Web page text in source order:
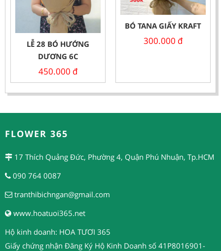
LỄ 28 BÓ HƯỚNG
DƯƠNG 6C
450.000 đ
BÓ TANA GIẤY KRAFT
300.000 đ
FLOWER 365
17 Thích Quảng Đức, Phường 4, Quận Phú Nhuận, Tp.HCM
090 764 0087
tranthibichngan@gmail.com
www.hoatuoi365.net
Hộ kinh doanh: HOA TƯƠI 365
Giấy chứng nhận Đăng Ký Hộ Kinh Doanh số 41P8016901-